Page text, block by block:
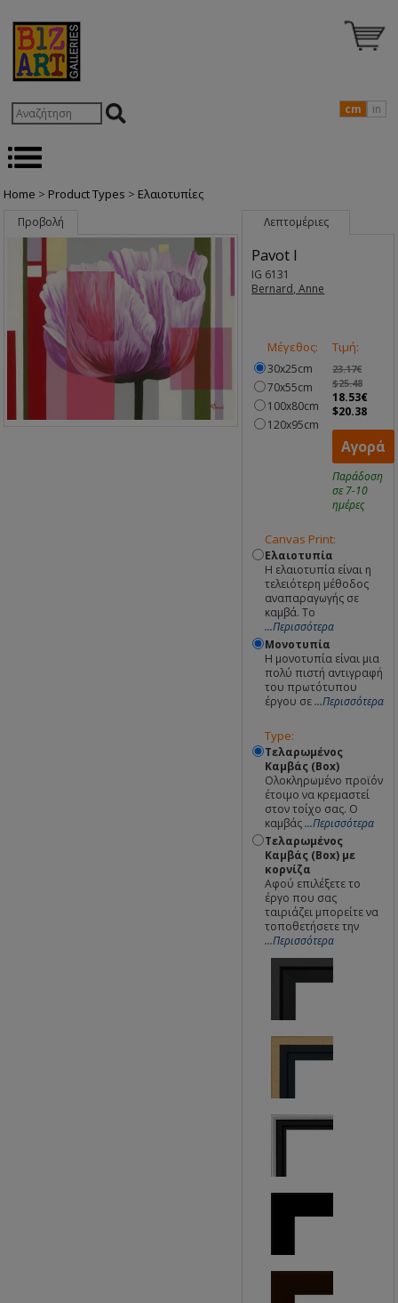
cm in
Home > Product Types > Ελαιοτυπίες
Προβολή Λεπτομέριες
Pavot I
IG 6131
Bernard, Anne
Μέγεθος:
30x25cm
70x55cm
100x80cm
120x95cm
Τιμή:
23.17€
$25.48
18.53€
$20.38
Αγορά
Παράδοση
σε 7-10
ημέρες
Canvas Print:
Ελαιοτυπία
Η ελαιοτυπία είναι η
τελειότερη μέθοδος
αναπαραγωγής σε
καμβά. Το
...Περισσότερα
Μονοτυπία
Η μονοτυπία είναι μια
πολύ πιστή αντιγραφή
του πρωτότυπου
έργου σε...Περισσότερα
Type:
Τελαρωμένος
Καμβάς (Box)
Ολοκληρωμένο προϊόν
έτοιμο να κρεμαστεί
στον τοίχο σας. Ο
καμβάς...Περισσότερα
Τελαρωμένος
Καμβάς (Box) με
κορνίζα
Αφού επιλέξετε το
έργο που σας
ταιριάζει μπορείτε να
τοποθετήσετε την
...Περισσότερα